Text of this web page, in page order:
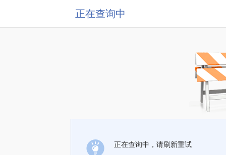
正在查询中
正在查询中，请刷新重试